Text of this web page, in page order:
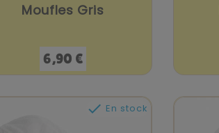
Moufles Gris
Prix
6,90 €
 En stock